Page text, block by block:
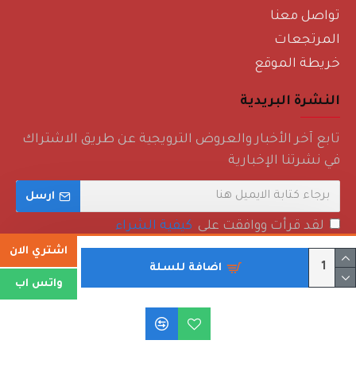
اضافة للسلة
اشتري الان
واتس اب
تواصل معنا
المرتجعات
خريطة الموقع
النشرة البريدية
تابع آخر الأخبار والعروض الترويجية عن طريق الاشتراك
في نشرتنا الإخبارية
ارسل
لقد قرأت ووافقت على كيفية الشراء